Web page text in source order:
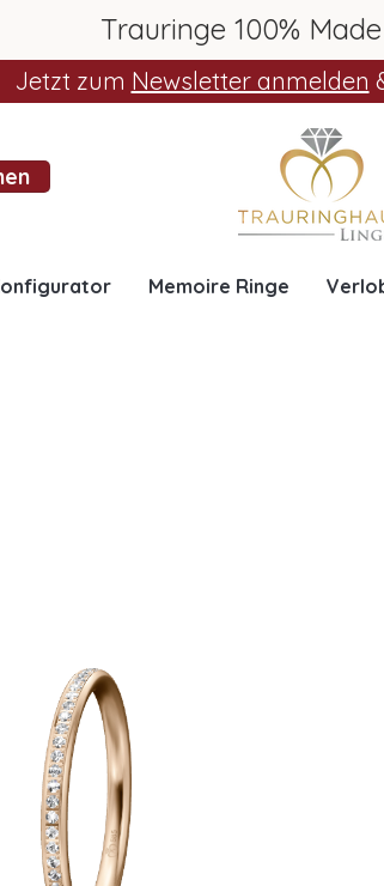
Trauringe 100%
Jetzt zum Newsletter anmelden
Memoire Ringe